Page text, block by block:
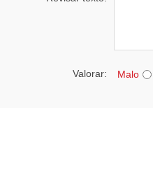
Valorar: Malo